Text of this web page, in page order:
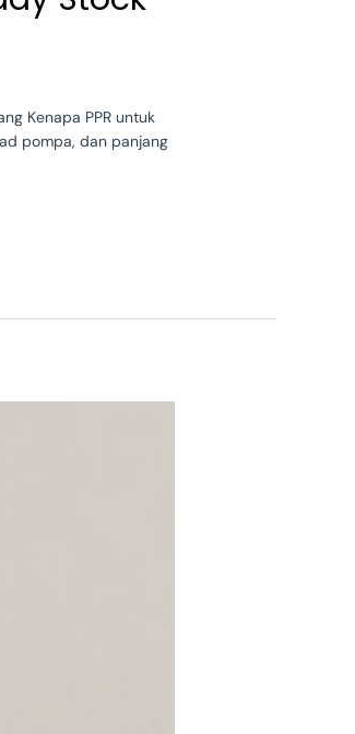
Kenapa PPR untuk
pompa, dan panjang